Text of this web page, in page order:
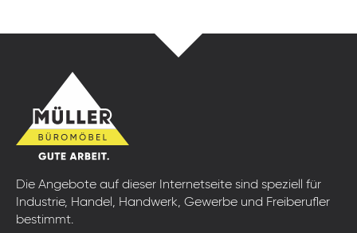
Die Angebote auf dieser Internetseite sind speziell für
Industrie, Handel, Handwerk, Gewerbe und Freiberufler
bestimmt.